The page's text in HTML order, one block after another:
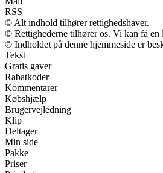
RSS
© Alt indhold tilhører rettighedshaver.
© Rettighederne tilhører os. Vi kan få en
© Indholdet på denne hjemmeside er
Tekst
Gratis gaver
Rabatkoder
Kommentarer
Købshjælp
Brugervejledning
Klip
Deltager
Min side
Pakke
Priser